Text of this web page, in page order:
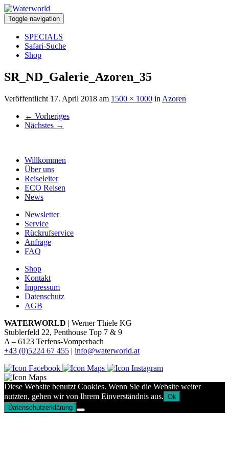
Toggle navigation
SPECIALS
Safari-Suche
Shop
SR_ND_Galerie_Azoren_35
Veröffentlicht 17. April 2018 am 1500 × 1000 in Azoren
← Vorheriges
Nächstes →
Willkommen
Über uns
Reiseleiter
ECO Reisen
News
Newsletter
Service
Rückrufservice
Anfrage
FAQ
Shop
Kontakt
Impressum
Datenschutz
AGB
WATERWORLD | Werner Thiele KG
Stublerfeld 22, Penthouse Top 7 & 9
A – 6123 Terfens-Vomperbach
+43 (0)5224 67 455 | info@waterworld.at
Diese Website benutzt Cookies. Wenn Sie die Website weiter
nutzten, gehen wir von Ihrem Einverständnis aus. Ok
Datenschutzerklärung